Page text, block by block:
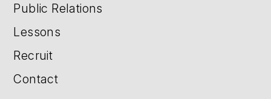
Public Relations
Lessons
Recruit
Contact